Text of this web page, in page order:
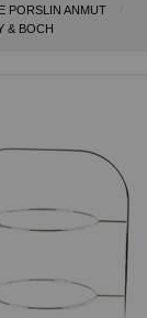
PORSLIN ANMUT
& BOCH